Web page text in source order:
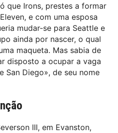
que Irons, prestes a formar
e com uma esposa
mudar-se para Seattle e
ainda por nascer, o qual
maqueta. Mas sabia de
disposto a ocupar a vaga
San Diego», de seu nome
III, em Evanston,